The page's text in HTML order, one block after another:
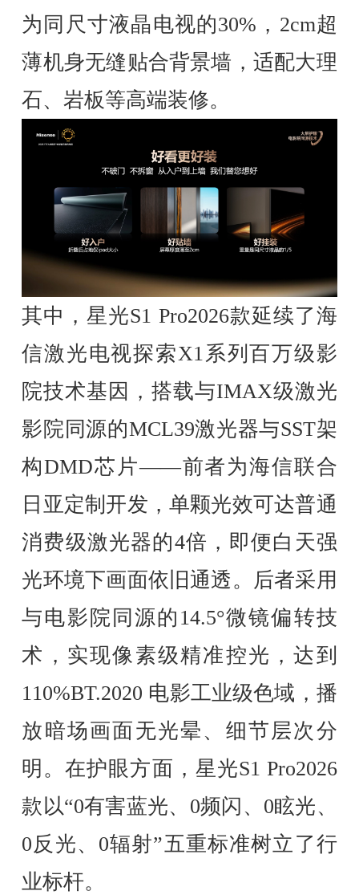
为同尺寸液晶电视的30%，2cm超
薄机身无缝贴合背景墙，适配大理
石、岩板等高端装修。
其中，星光S1 Pro2026款延续了海
信激光电视探索X1系列百万级影
院技术基因，搭载与IMAX级激光
影院同源的MCL39激光器与SST架
构DMD芯片——前者为海信联合
日亚定制开发，单颗光效可达普通
消费级激光器的4倍，即便白天强
光环境下画面依旧通透。后者采用
与电影院同源的14.5°微镜偏转技
术，实现像素级精准控光，达到
110%BT.2020 电影工业级色域，播
放暗场画面无光晕、细节层次分
明。在护眼方面，星光S1 Pro2026
款以“0有害蓝光、0频闪、0眩光、
0反光、0辐射”五重标准树立了行
业标杆。